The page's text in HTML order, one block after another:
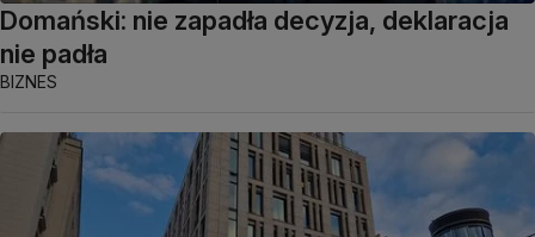
Domański: nie zapadła decyzja, deklaracja
nie padła
BIZNES